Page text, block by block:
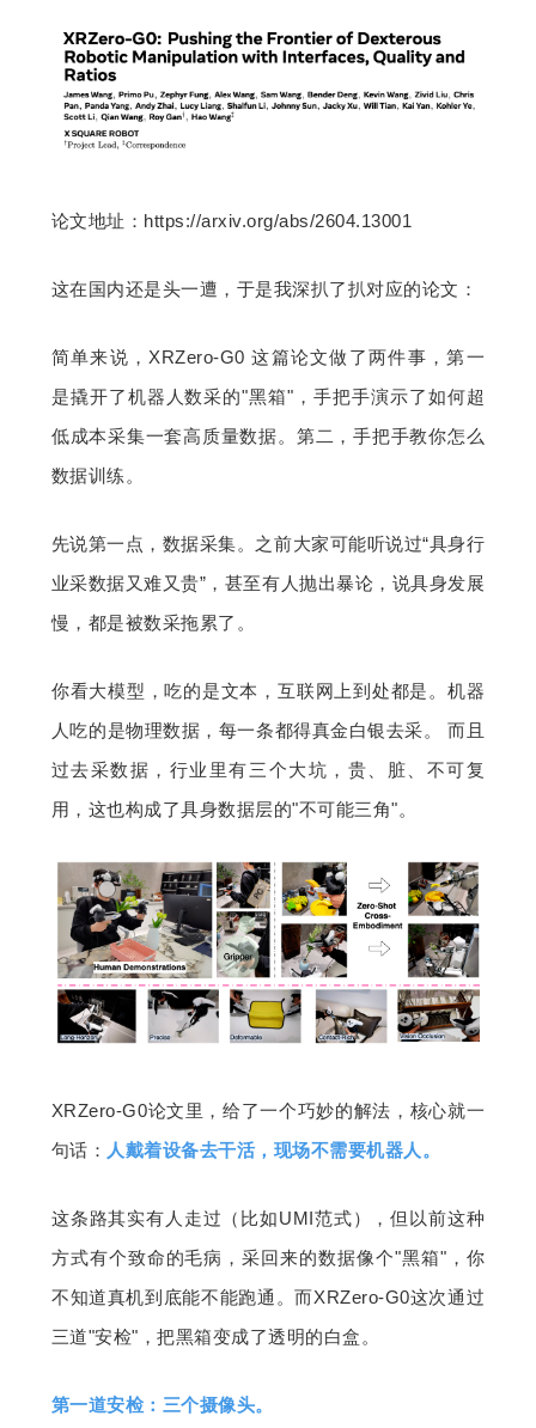
论文地址： https://arxiv.org/abs/2604.13001
这在国内还是头一遭，于是我深扒了扒对应的论文：
简单来说，XRZero-G0 这篇论文做了两件事，第一
是撬开了机器人数采的"黑箱"，手把手演示了如何超
低成本采集一套高质量数据。第二，手把手教你怎么
数据训练。
先说第一点，数据采集。之前大家可能听说过“具身行
业采数据又难又贵”，甚至有人抛出暴论，说具身发展
慢，都是被数采拖累了。
你看大模型，吃的是文本，互联网上到处都是。机器
人吃的是物理数据，每一条都得真金白银去采。 而且
过去采数据，行业里有三个大坑，贵、脏、不可复
用，这也构成了具身数据层的"不可能三角"。
XRZero-G0论文里，给了一个巧妙的解法，核心就一
句话： 人戴着设备去干活，现场不需要机器人。
这条路其实有人走过（比如UMI范式），但以前这种
方式有个致命的毛病，采回来的数据像个"黑箱"，你
不知道真机到底能不能跑通。而XRZero-G0这次通过
三道"安检"，把黑箱变成了透明的白盒。
第一道安检：三个摄像头。